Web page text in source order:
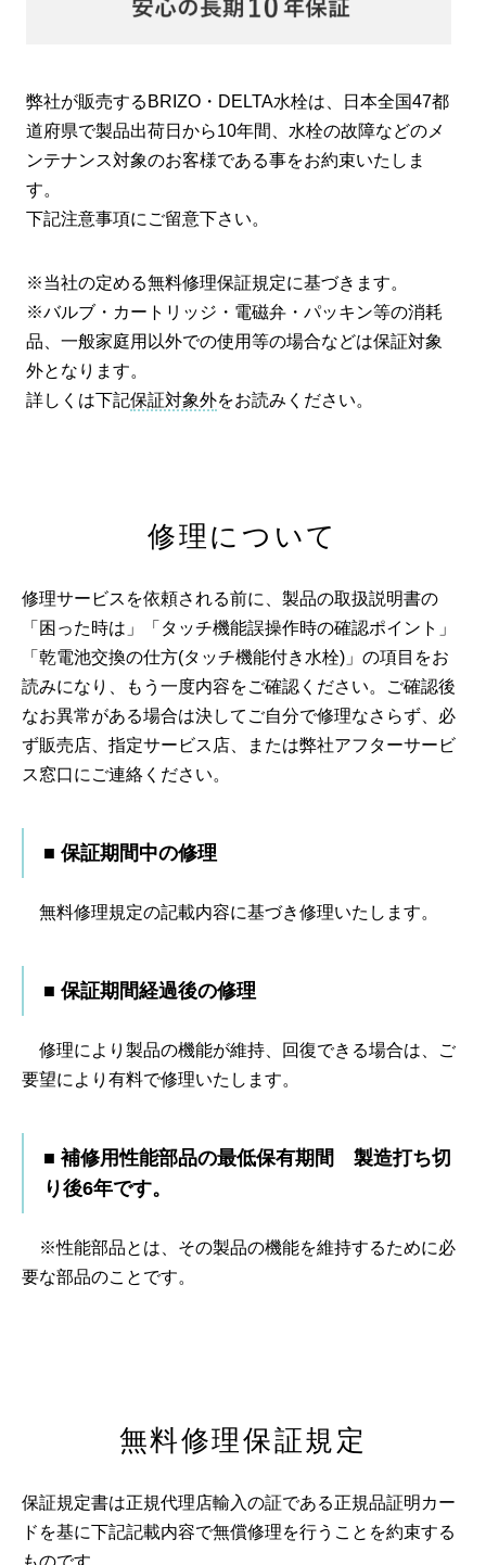
弊社が販売するBRIZO・DELTA水栓は、日本全国47都
道府県で製品出荷日から10年間、水栓の故障などのメ
ンテナンス対象のお客様である事をお約束いたしま
す。
下記注意事項にご留意下さい。
※当社の定める無料修理保証規定に基づきます。
※バルブ・カートリッジ・電磁弁・パッキン等の消耗
品、一般家庭用以外での使用等の場合などは保証対象
外となります。
詳しくは下記保証対象外をお読みください。
修理について
修理サービスを依頼される前に、製品の取扱説明書の
「困った時は」「タッチ機能誤操作時の確認ポイント」
「乾電池交換の仕方(タッチ機能付き水栓)」の項目をお
読みになり、もう一度内容をご確認ください。ご確認後
なお異常がある場合は決してご自分で修理なさらず、必
ず販売店、指定サービス店、または弊社アフターサービ
ス窓口にご連絡ください。
■ 保証期間中の修理
無料修理規定の記載内容に基づき修理いたします。
■ 保証期間経過後の修理
修理により製品の機能が維持、回復できる場合は、ご
要望により有料で修理いたします。
■ 補修用性能部品の最低保有期間 製造打ち切
り後6年です。
※性能部品とは、その製品の機能を維持するために必
要な部品のことです。
無料修理保証規定
保証規定書は正規代理店輸入の証である正規品証明カー
ドを基に下記記載内容で無償修理を行うことを約束する
ものです。